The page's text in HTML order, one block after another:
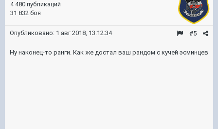
4 480 публикаций
31 832 боя
#5
Опубликовано: 1 авг 2018, 13:12:34
Ну наконец-то ранги. Как же достал ваш рандом с кучей эсминцев